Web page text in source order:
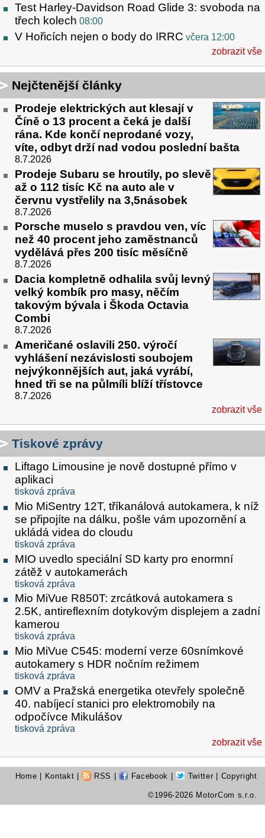
Test Harley-Davidson Road Glide 3: svoboda na
třech kolech 08:00
V Hořicích nejen o body do IRRC včera 12:00
zobrazit vše
Nejčtenější články
Prodeje elektrických aut klesají v
Číně o 13 procent a čeká je další
rána. Kde končí neprodané vozy,
víte, odbyt drží nad vodou poslední bašta
8.7.2026
Prodeje Subaru se hroutily, po slevě
až o 112 tisíc Kč na auto ale v
červnu vystřelily na 3,5násobek
8.7.2026
Porsche muselo s pravdou ven, víc
než 40 procent jeho zaměstnanců
vydělává přes 200 tisíc měsíčně
8.7.2026
Dacia kompletně odhalila svůj levný
velký kombík pro masy, něčím
takovým bývala i Škoda Octavia
Combi
8.7.2026
Američané oslavili 250. výročí
vyhlášení nezávislosti soubojem
nejvýkonnějších aut, jaká vyrábí,
hned tři se na půlmíli blíží třístovce
8.7.2026
zobrazit vše
Tiskové zprávy
Liftago Limousine je nově dostupné přímo v
aplikaci
tisková zpráva
Mio MiSentry 12T, tříkanálová autokamera, k níž
se připojíte na dálku, pošle vám upozornění a
ukládá videa do cloudu
tisková zpráva
MIO uvedlo speciální SD karty pro enormní
zátěž v autokamerách
tisková zpráva
Mio MiVue R850T: zrcátková autokamera s
2.5K, antireflexním dotykovým displejem a zadní
kamerou
tisková zpráva
Mio MiVue C545: moderní verze 60snímkové
autokamery s HDR nočním režimem
tisková zpráva
OMV a Pražská energetika otevřely společně
40. nabíjecí stanici pro elektromobily na
odpočívce Mikulášov
tisková zpráva
zobrazit vše
Home Kontakt RSS Facebook Twitter | Copyright
©1996-2026 MotorCom s.r.o.